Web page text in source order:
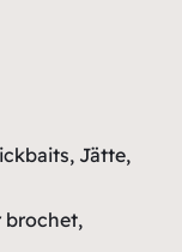
Jätte,
brochet,